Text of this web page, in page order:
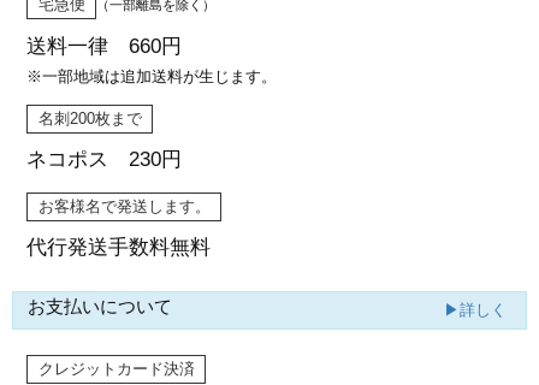
宅急便 （一部離島を除く）
送料一律 660円
※一部地域は追加送料が生じます。
名刺200枚まで
ネコポス 230円
お客様名で発送します。
代行発送手数料無料
お支払いについて ▶詳しく
クレジットカード決済